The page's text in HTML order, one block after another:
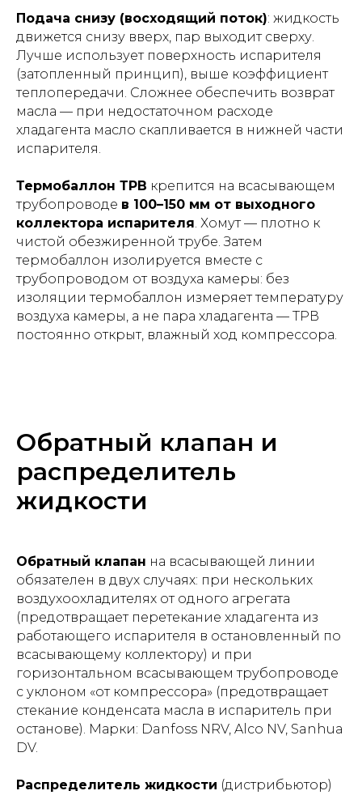
Подача снизу (восходящий поток): жидкость
движется снизу вверх, пар выходит сверху.
Лучше использует поверхность испарителя
(затопленный принцип), выше коэффициент
теплопередачи. Сложнее обеспечить возврат
масла — при недостаточном расходе
хладагента масло скапливается в нижней части
испарителя.
Термобаллон ТРВ крепится на всасывающем
трубопроводе в 100–150 мм от выходного
коллектора испарителя. Хомут — плотно к
чистой обезжиренной трубе. Затем
термобаллон изолируется вместе с
трубопроводом от воздуха камеры: без
изоляции термобаллон измеряет температуру
воздуха камеры, а не пара хладагента — ТРВ
постоянно открыт, влажный ход компрессора.
Обратный клапан и
распределитель
жидкости
Обратный клапан на всасывающей линии
обязателен в двух случаях: при нескольких
воздухоохладителях от одного агрегата
(предотвращает перетекание хладагента из
работающего испарителя в остановленный по
всасывающему коллектору) и при
горизонтальном всасывающем трубопроводе
с уклоном «от компрессора» (предотвращает
стекание конденсата масла в испаритель при
останове). Марки: Danfoss NRV, Alco NV, Sanhua
DV.
Распределитель жидкости (дистрибьютор)